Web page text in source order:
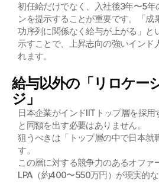
初任給だけでなく、入社後3年〜5年
ンを提示することが重要です。「成
功序列に関係なく給与が上がる」と
示すことで、上昇志向の強いインド
れます。
給与以外の「リロケー
ジ」
日本企業がインドIITトップ層を採
と同額を出す必要はありません。
狙うべきは「トップ層の中で日本就
す。
この層に対する競争力のあるオフ
LPA（約400〜550万円）が現実的な